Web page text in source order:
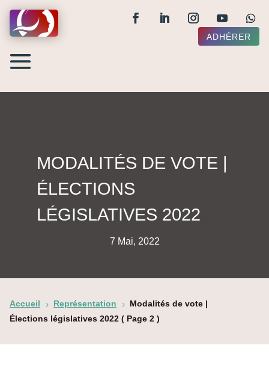
ADHÉRER
MODALITÉS DE VOTE |
ÉLECTIONS
LÉGISLATIVES 2022
7 Mai, 2022
Accueil 5 Représentation 5
Modalités de vote |
Élections législatives 2022 ( Page 2 )